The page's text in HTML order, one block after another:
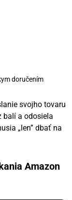
doručením
svojho tovaru
balí a odosiela
„len” dbať na
Amazon